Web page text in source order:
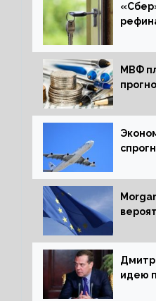
МВФ
России
идею